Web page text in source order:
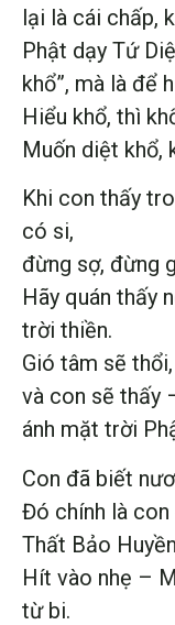
lại là cái chấp,
Phật dạy Tứ
khổ”, mà là để
Hiểu khổ, thì
Muốn diệt khổ,
Khi con thấy
có si,
đừng sợ, đừng
Hãy quán thấy
trời thiền.
Gió tâm sẽ
và con sẽ thấy
ánh mặt trời
Con đã biết
Đó chính là
Thất Bảo
Hít vào nhẹ –
từ bi.